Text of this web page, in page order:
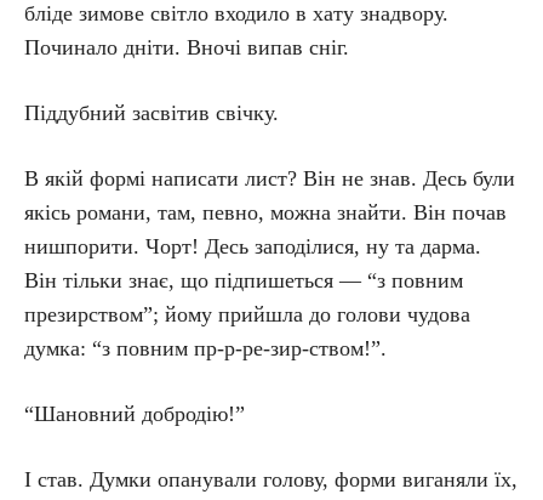
бліде зимове світло входило в хату знадвору.
Починало дніти. Вночі випав сніг.
Піддубний засвітив свічку.
В якій формі написати лист? Він не знав. Десь були
якісь романи, там, певно, можна знайти. Він почав
нишпорити. Чорт! Десь заподілися, ну та дарма.
Він тільки знає, що підпишеться — “з повним
презирством”; йому прийшла до голови чудова
думка: “з повним пр-р-ре-зир-ством!”.
“Шановний добродію!”
І став. Думки опанували голову, форми виганяли їх,